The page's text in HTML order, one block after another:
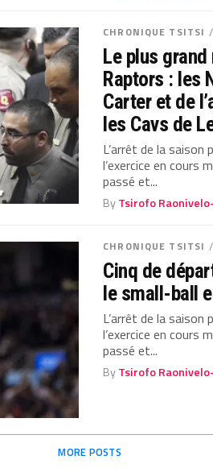
CHRONIQUE TSITSI
Le plus
Raptors : les
Carter et de
les Cavs de
L’arrêt de la saison
l’exercice en cours
passé et...
ByTsirofo
CHRONIQUE TSITSI
Cinq de
le small-ball
L’arrêt de la saison
l’exercice en cours
passé et...
ByTsirofo
MORE POSTS